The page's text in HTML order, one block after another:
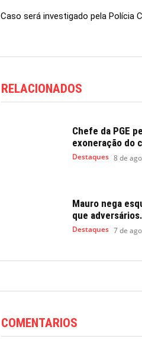
Caso será investigado pela Polícia
RELACIONADOS
Chefe da PGE
exoneração do
Destaques 8 de
Mauro nega
que
Destaques 7 de
COMENTARIOS